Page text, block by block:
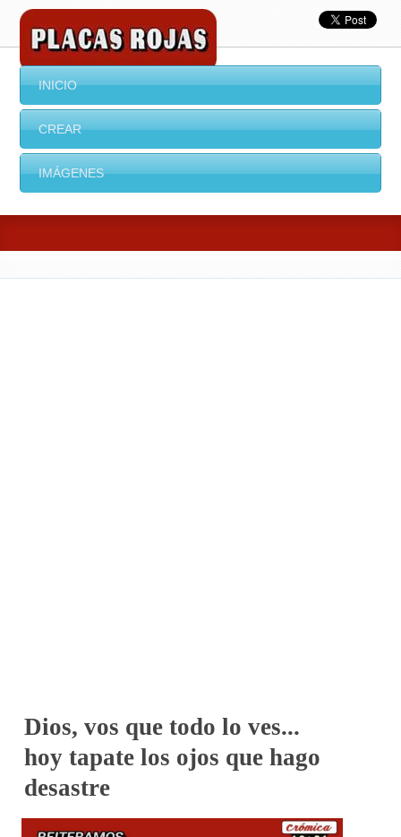
INICIO
CREAR
IMÁGENES
Dios, vos que todo lo ves...
hoy tapate los ojos que hago
desastre